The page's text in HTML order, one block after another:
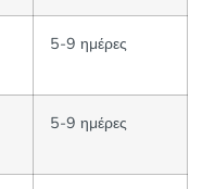
5-9 ημέρες
5-9 ημέρες